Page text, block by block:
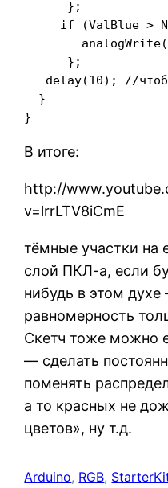
      };
if (ValBlue >
      };
delay(10); //
  }
}
В итоге:
http://
v=lrrLTV8iCmE
тёмные участки на
слой ПКЛ-а, если
нибудь в этом духе
равномерность
Скетч тоже можно
— сделать
поменять
а то красных не
цветов», ну т.д.
Arduino, RGB,